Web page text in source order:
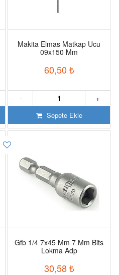
Makita Elmas Matkap Ucu
09x150 Mm
60,50 ₺
+
-
Sepete Ekle
Gfb 1/4 7x45 Mm 7 Mm Bits
Lokma Adp
30,58₺